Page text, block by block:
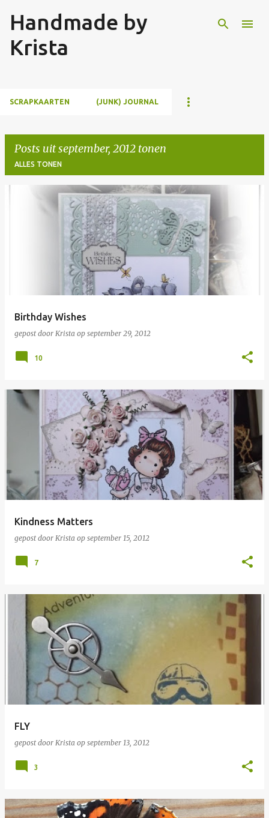
Doorgaan naar hoofdcontent
Handmade by
Krista
SCRAPKAARTEN (JUNK) JOURNAL
Posts uit september, 2012 tonen
ALLES TONEN
Birthday Wishes
gepost door Krista op september 29, 2012
10
Kindness Matters
gepost door Krista op september 15, 2012
7
FLY
gepost door Krista op september 13, 2012
3